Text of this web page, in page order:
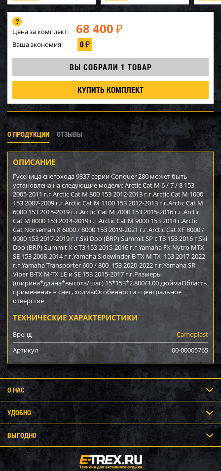
Цена за комплект: 68 400 ₽
Ваша экономия: 0₽
ВЫ СОБРАЛИ 1 ТОВАР
КУПИТЬ КОМПЛЕКТ
О ПРОДУКЦИИ ОТЗЫВЫ
ОПИСАНИЕ
Гусеница снегохода 9337 серии Conquer 280 может быть
установлена на следующие модели: Arctic Cat M 6 / 7 / 8 153
2005-2011 г.г.Arctic Cat M 800 153 2012-2013 г.г.Arctic Cat M 1000
153 2007-2009 г.г.Arctic Cat M 1100 153 2012-2013 г.г.Arctic Cat M
6000 153 2015-2019 г.г.Arctic Cat M 7000 153 2015-2016 г.г.Arctic
Cat M 8000 153 2014-2019 г.г.Arctic Cat M 9000 153 2014 г.Arctic
Cat Norseman X 6000 / 8000 153 2019-2021 г.г.Arctic Cat XF 8000 /
9000 153 2017-2019 г.г.Ski Doo (BRP) Summit SP с T3 153 2016 г.Ski
Doo (BRP) Summit X с T3 153 2015-2016 г.г.Yamaha FX Nytro MTX
SE 153 2008-2014 г.г.Yamaha Sidewinder B-TX M-TX 153 2017-2022
г.г.Yamaha Transporter 600 / 800 153 2020-2022 г.г.Yamaha SR
Viper B-TX M-TX LE и SE 153 2015-2017 г.г.Размеры
(ширина*длина*высота/шаг) 15*153*2.800/3.00 дюймаОбласть
применения – снег, холмыОсобенности - центральное
отверстие
ТЕХНИЧЕСКИЕ ХАРАКТЕРИСТИКИ
Бренд
Camoplast
Артикул
00-00005765
О НАС
УДОБНО
ВЫГОДНО